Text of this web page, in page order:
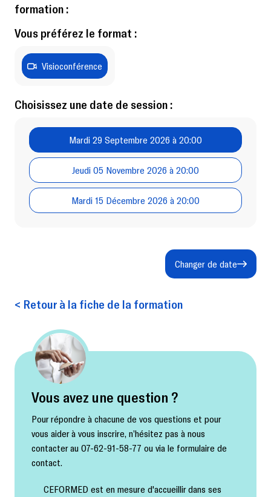
formation :
Vous préférez le format :
Visioconférence
Choisissez une date de session :
Mardi 29 Septembre 2026 à 20:00
Jeudi 05 Novembre 2026 à 20:00
Mardi 15 Décembre 2026 à 20:00
Changer de date
< Retour à la fiche de la formation
Vous avez une question ?
Pour répondre à chacune de vos questions et pour
vous aider à vous inscrire, n’hésitez pas à nous
contacter au 07-62-91-58-77 ou via le formulaire de
contact.
CEFORMED est en mesure d'accueillir dans ses